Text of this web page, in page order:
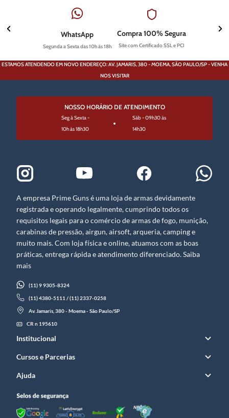
WhatsApp
Segunda a Sexta das 10h às 18h
Compra 100% Segura
Site com Certificado SSL e PCI
ESTAMOS ATENDENDO EM NOVO ENDEREÇO: AV. JAMARIS, 380 - MOEMA, SÃO PAULO/SP - VENHA
NOS VISITAR
NOSSO HORÁRIO DE ATENDIMENTO
Seg à Sexta -
10h às 18h30
Sáb - 09h30 às
14h30
A empresa Prime Guns é uma loja de armas devidamente
registrada e operando legalmente, cumprindo todos os
requisitos legais para o comércio de armas de fogo, munição,
carabinas de pressão, airgun, airsoft, arqueria, camping e
muito mais. Com loja física e online, atuamos com as boas
práticas, entrega rápida e atendimento diferenciado. Saiba
mais
(11) 9 9305-8324
(11) 4380-5111 / (11) 2337-0258
Av. Jamaris, 380 - Moema - São Paulo/SP
CR n 195610
Institucional
Cursos e Parcerias
Ajuda